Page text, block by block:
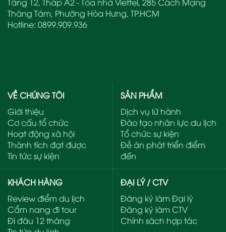
Tháng Tám, Phường Hòa Hưng, TP.HCM
Hotline: 0899.909.936
VỀ CHÚNG TÔI
Giới thiệu
Cơ cấu tổ chức
Hoạt động xã hội
Thành tích đạt được
Tin tức sự kiện
SẢN PHẨM
Dịch vụ lữ hành
Đào tạo nhân lực du lịch
Tổ chức sự kiện
Đề án phát triển điểm
đến
KHÁCH HÀNG
Review điểm du lịch
Cẩm nang đi tour
Đi đâu 12 tháng
ĐẠI LÝ / CTV
Đăng ký làm Đại lý
Đăng ký làm CTV
Chính sách hợp tác